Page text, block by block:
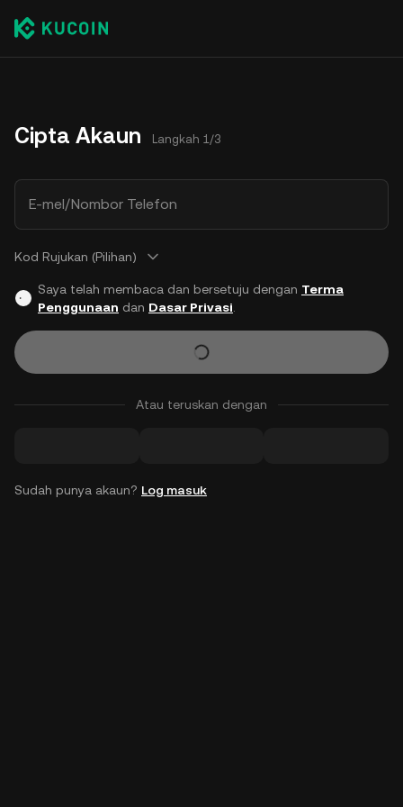
Cipta Akaun Langkah 1/3
E-mel/Nombor Telefon
Kod Rujukan (Pilihan)
Saya telah membaca dan bersetuju dengan Terma
Penggunaan dan Dasar Privasi
Atau teruskan dengan
Sudah punya akaun? Log masuk